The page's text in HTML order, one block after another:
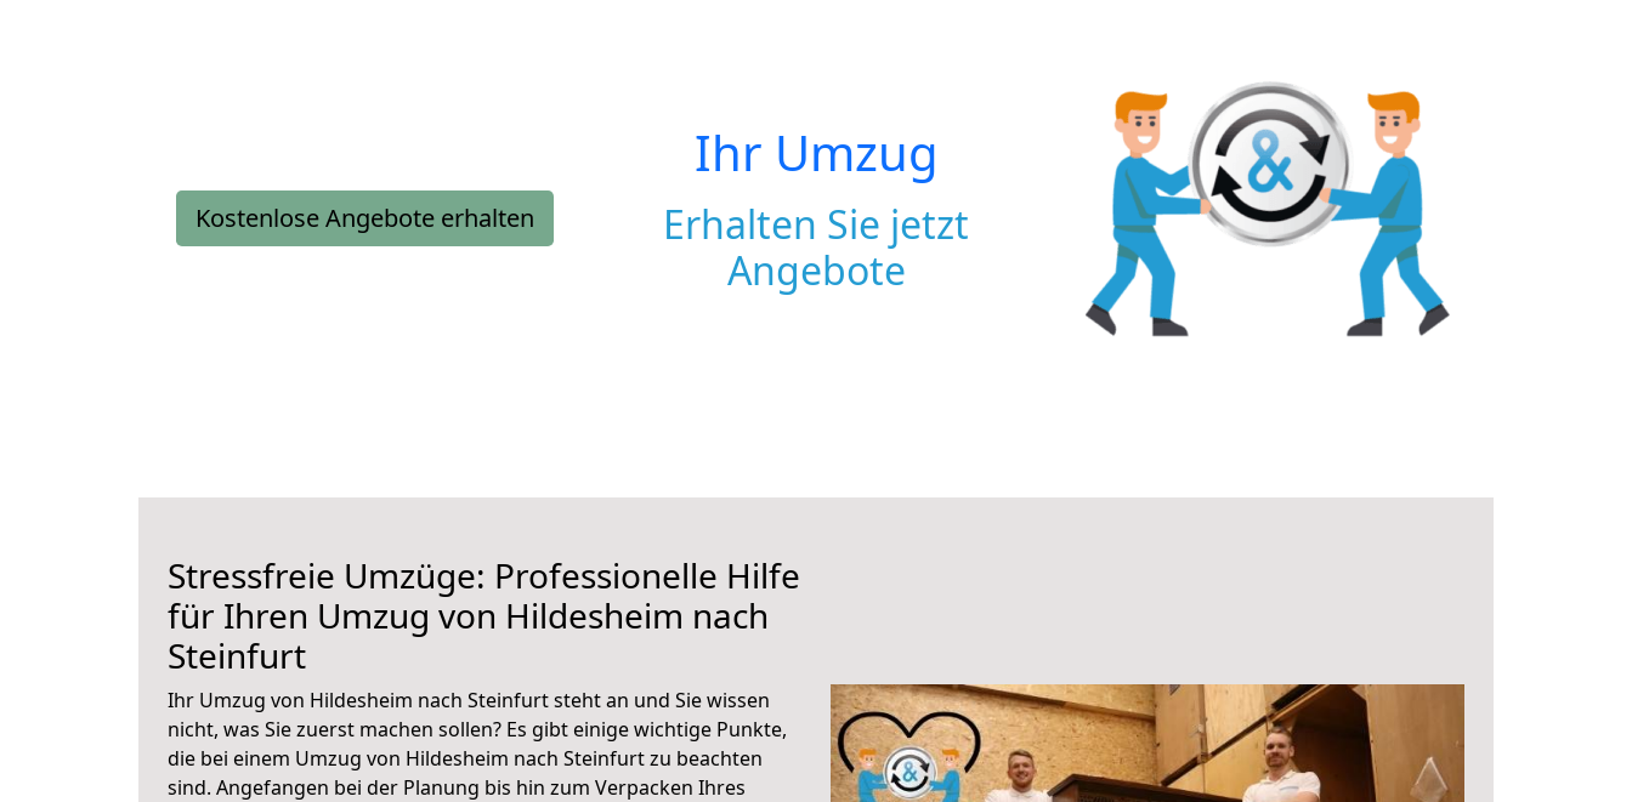
Kostenlose Angebote erhalten
Ihr Umzug
Erhalten Sie jetzt
Angebote
Stressfreie Umzüge: Professionelle Hilfe
für Ihren Umzug von Hildesheim nach
Steinfurt
Ihr Umzug von Hildesheim nach Steinfurt steht an und Sie wissen
nicht, was Sie zuerst machen sollen? Es gibt einige wichtige Punkte,
die bei einem Umzug von Hildesheim nach Steinfurt zu beachten
sind. Angefangen bei der Planung bis hin zum Verpacken Ihres